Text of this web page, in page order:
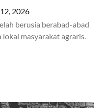
2026
berusia berabad-abad
masyarakat agraris.